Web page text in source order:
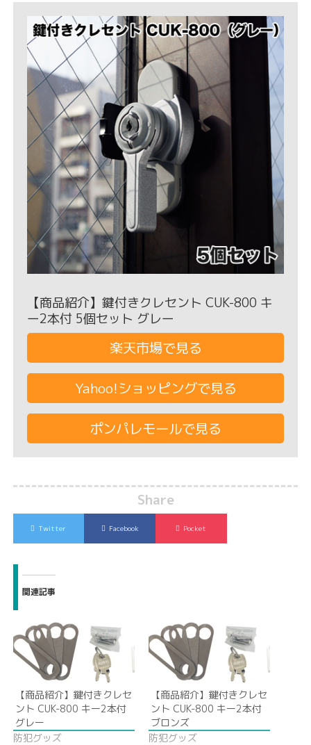
【商品紹介】鍵付きクレセント CUK-800 キ
ー2本付 5個セット グレー
楽天市場で見る
Yahoo!ショッピングで見る
ポンパレモールで見る
Share
Twitter Facebook Pocket
関連記事
【商品紹介】鍵付きクレセ
ント CUK-800 キー2本付
グレー
防犯グッズ
【商品紹介】鍵付きクレセ
ント CUK-800 キー2本付
ブロンズ
防犯グッズ